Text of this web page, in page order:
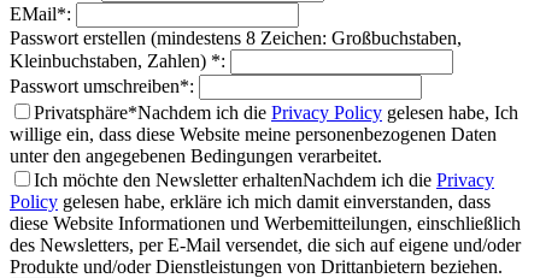
EMail*:
Passwort erstellen (mindestens 8 Zeichen: Großbuchstaben,
Kleinbuchstaben, Zahlen) *:
Passwort umschreiben*:
Privatsphäre*Nachdem ich die Privacy Policy gelesen habe, Ich
willige ein, dass diese Website meine personenbezogenen Daten
unter den angegebenen Bedingungen verarbeitet.
Ich möchte den Newsletter erhaltenNachdem ich die Privacy
Policy gelesen habe, erkläre ich mich damit einverstanden, dass
diese Website Informationen und Werbemitteilungen, einschließlich
des Newsletters, per E-Mail versendet, die sich auf eigene und/oder
Produkte und/oder Dienstleistungen von Drittanbietern beziehen.